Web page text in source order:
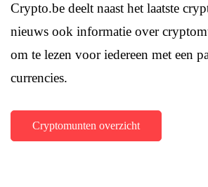
Crypto.be deelt naast het laatste
nieuws ook informatie over
om te lezen voor iedereen met een
currencies.
Cryptomunten overzicht